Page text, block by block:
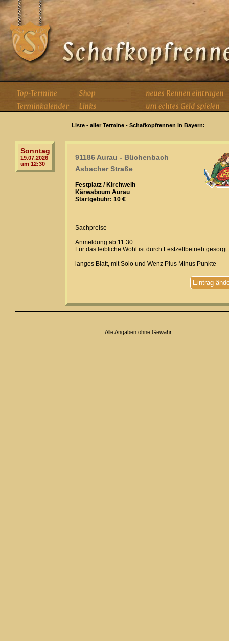
Liste - aller Termine - Schafkopfrennen in Bayern:
Sonntag
19.07.2026
um 12:30
91186 Aurau - Büchenbach
Asbacher Straße
Festplatz / Kirchweih
Kärwaboum Aurau
Startgebühr: 10 €
Sachpreise
Anmeldung ab 11:30
Für das leibliche Wohl ist durch Festzeltbetrieb gesorgt
langes Blatt, mit Solo und Wenz Plus Minus Punkte
Eintrag
Alle Angaben ohne Gewähr